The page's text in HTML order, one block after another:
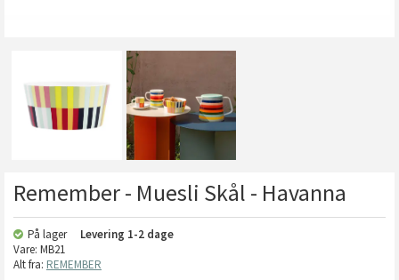
Remember - Muesli Skål - Havanna
På lager Levering 1-2 dage
Vare: MB21
Alt fra: REMEMBER